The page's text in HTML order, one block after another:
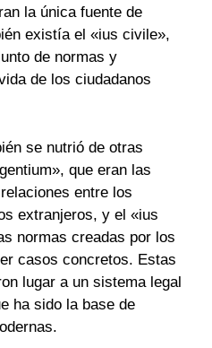
la única fuente de
existía el «ius civile»,
de normas y
de los ciudadanos
se nutrió de otras
que eran las
entre los
extranjeros, y el «ius
normas creadas por los
casos concretos. Estas
lugar a un sistema legal
ha sido la base de